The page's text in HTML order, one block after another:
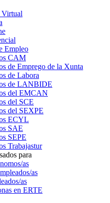
Empleo
CAM
de Emprego de la Xunta
de Labora
de LANBIDE
del EMCAN
del SCE
del SEXPE
ECYL
SAE
SEPE
Trabajastur
para
as
as
as
en ERTE